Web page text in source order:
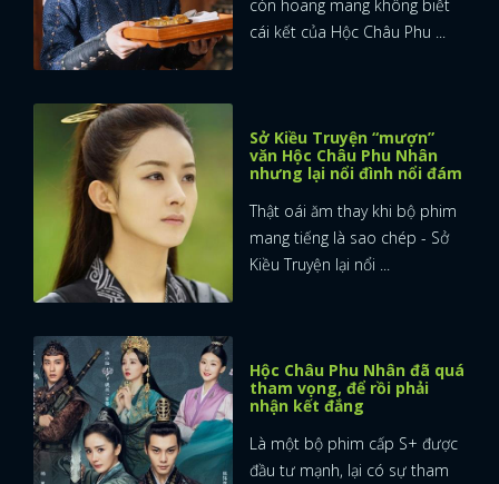
còn hoang mang không biết
cái kết của Hộc Châu Phu ...
Sở Kiều Truyện “mượn”
văn Hộc Châu Phu Nhân
nhưng lại nổi đình nổi đám
Thật oái ăm thay khi bộ phim
mang tiếng là sao chép - Sở
Kiều Truyện lại nổi ...
Hộc Châu Phu Nhân đã quá
tham vọng, để rồi phải
nhận kết đắng
Là một bộ phim cấp S+ được
đầu tư mạnh, lại có sự tham